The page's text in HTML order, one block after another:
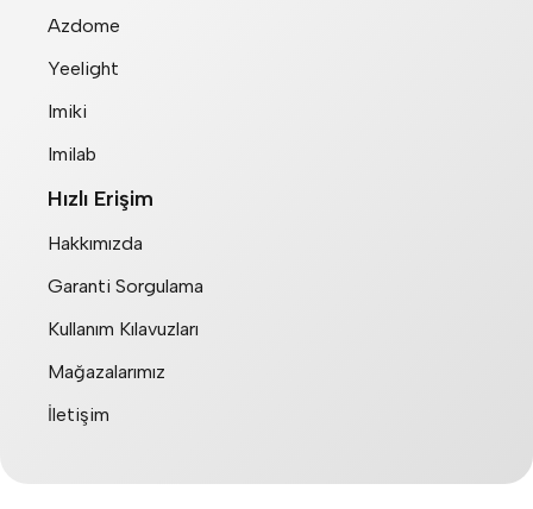
Azdome
Yeelight
Imiki
Imilab
Hızlı Erişim
Hakkımızda
Garanti Sorgulama
Kullanım Kılavuzları
Mağazalarımız
İletişim